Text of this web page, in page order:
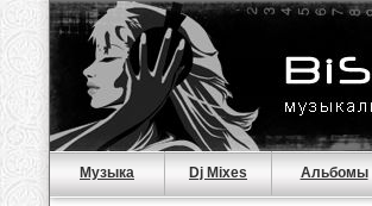
Музыка Dj Mixes Альбомы